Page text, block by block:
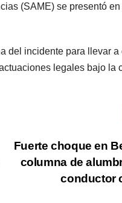
(SAME) se presentó
del incidente para llevar
legales bajo la
Fuerte choque en
columna de
conductor